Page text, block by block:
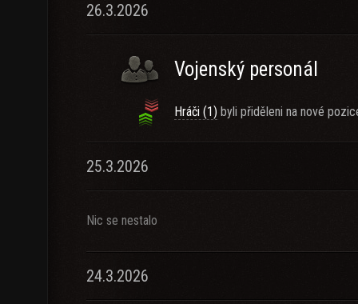
26.3.2026
Vojenský personál
Hráči (1) byli přiděleni na nové
25.3.2026
Nic se nestalo
24.3.2026